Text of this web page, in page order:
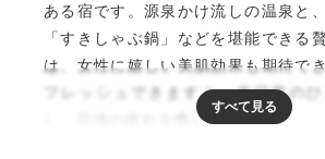
ある宿です。源泉かけ流しの温泉と
「すきしゃぶ鍋」などを堪能できる
は、女性に嬉しい美肌効果も期待で
フレッシュできますよ。非日常のひ
し、日頃の疲れを癒しましょう。